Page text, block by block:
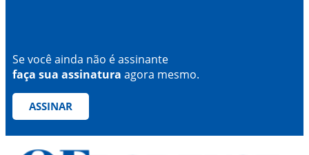
Se você ainda não é assinante
faça sua assinatura agora mesmo.
ASSINAR